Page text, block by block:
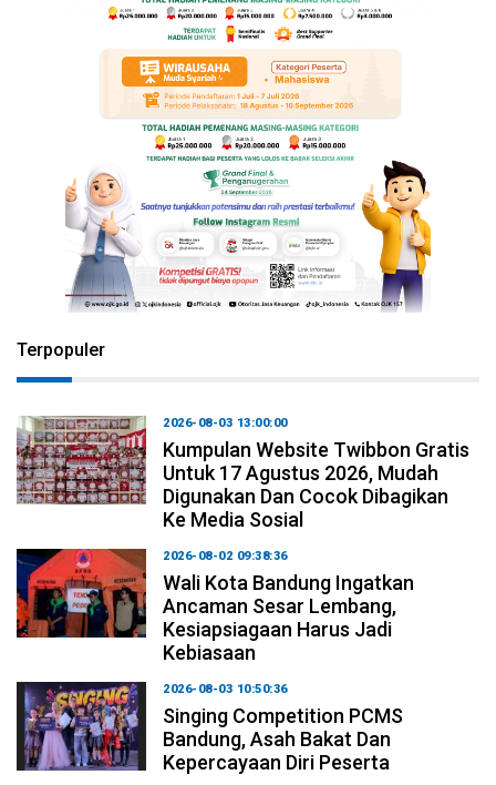
Terpopuler
2026-08-03 13:00:00
Kumpulan Website Twibbon Gratis
Untuk 17 Agustus 2026, Mudah
Digunakan Dan Cocok Dibagikan
Ke Media Sosial
2026-08-02 09:38:36
Wali Kota Bandung Ingatkan
Ancaman Sesar Lembang,
Kesiapsiagaan Harus Jadi
Kebiasaan
2026-08-03 10:50:36
Singing Competition PCMS
Bandung, Asah Bakat Dan
Kepercayaan Diri Peserta